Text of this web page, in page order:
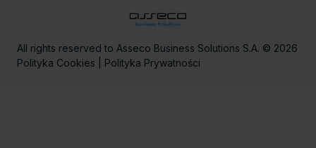
All rights reserved to Asseco Business Solutions S.A. © 2026
Polityka Cookies
Polityka Prywatności